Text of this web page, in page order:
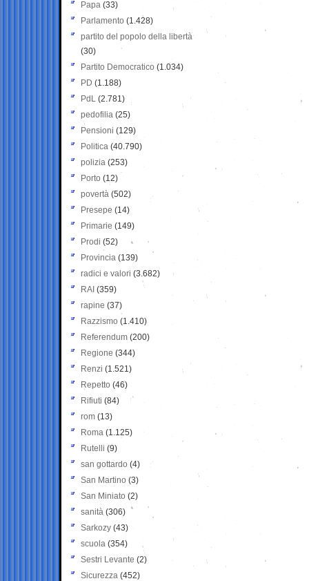
Papa (33)
Parlamento (1.428)
partito del popolo della libertà
(30)
Partito Democratico (1.034)
PD (1.188)
PdL (2.781)
pedofilia (25)
Pensioni (129)
Politica (40.790)
polizia (253)
Porto (12)
povertà (502)
Presepe (14)
Primarie (149)
Prodi (52)
Provincia (139)
radici e valori (3.682)
RAI (359)
rapine (37)
Razzismo (1.410)
Referendum (200)
Regione (344)
Renzi (1.521)
Repetto (46)
Rifiuti (84)
rom (13)
Roma (1.125)
Rutelli (9)
san gottardo (4)
San Martino (3)
San Miniato (2)
sanità (306)
Sarkozy (43)
scuola (354)
Sestri Levante (2)
Sicurezza (452)